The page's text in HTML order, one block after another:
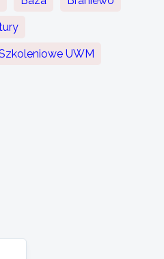
UWM